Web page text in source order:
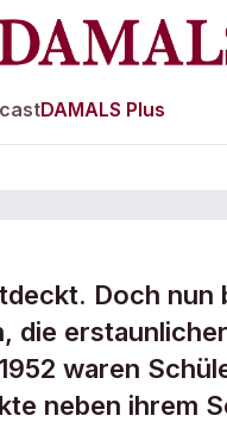
DAMALS Plus
– in
Doch nun
die
waren
neben ihrem